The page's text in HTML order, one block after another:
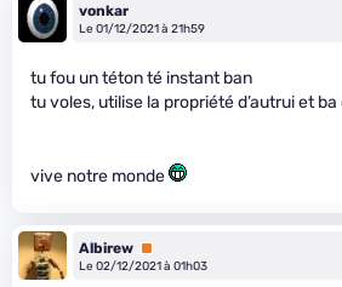
vonkar
Le 01/12/2021 à 21h59
tu fou un téton té instant ban
tu voles, utilise la propriété d’autrui et
vive notre monde
Albirew Premium
Le 02/12/2021 à 01h03